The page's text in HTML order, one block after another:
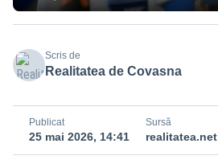
Scris de
Realitatea de Covasna
Publicat
25 mai 2026, 14:41
Sursă
realitatea.net